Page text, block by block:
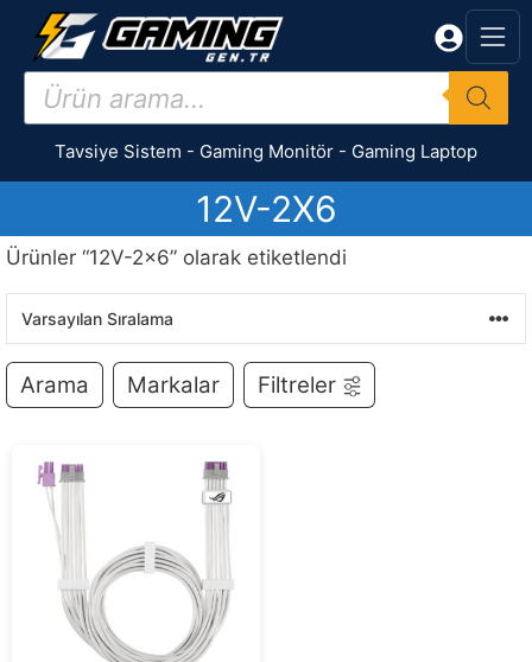
İçeriğe
Products
search
Tavsiye Sistem - Gaming Monitör - Gaming Laptop
12V-2X6
Ürünler “12V-2x6” olarak etiketlendi
Arama Markalar Filtreler